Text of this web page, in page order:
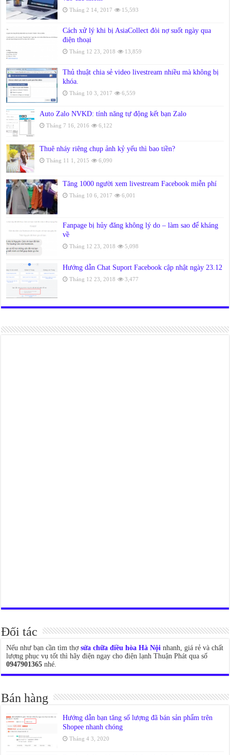
Tháng 2 14, 2017 15,593
Cách xử lý khi bị AsiaCollect đòi nợ suốt ngày qua
điện thoại
Tháng 12 23, 2018 13,859
Thủ thuật chia sẻ video livestream nhiều mà không bị
khóa.
Tháng 10 3, 2017 6,559
Auto Zalo NVKD: tính năng tự động kết bạn Zalo
Tháng 7 16, 2016 6,122
Thuê nháy riêng chụp ảnh kỷ yếu thì bao tiền?
Tháng 11 1, 2015 6,090
Tăng 1000 người xem livestream Facebook miễn phí
Tháng 10 6, 2017 6,001
Fanpage bị hủy đăng không lý do – làm sao để kháng
về
Tháng 12 23, 2018 5,098
Hướng dẫn Chat Suport Facebook cập nhật ngày 23.12
Tháng 12 23, 2018 3,477
Đối tác
Nếu như bạn cần tìm thợsửa chữa điều hòa Hà Nội nhanh, giá rẻ và chất
lượng phục vụ tốt thì hãy điện ngay cho điện lạnh Thuận Phát qua số
0947901365 nhé.
Bán hàng
Hướng dẫn bạn tăng số lượng đã bán sản phẩm trên
Shopee nhanh chóng
Tháng 4 3, 2020